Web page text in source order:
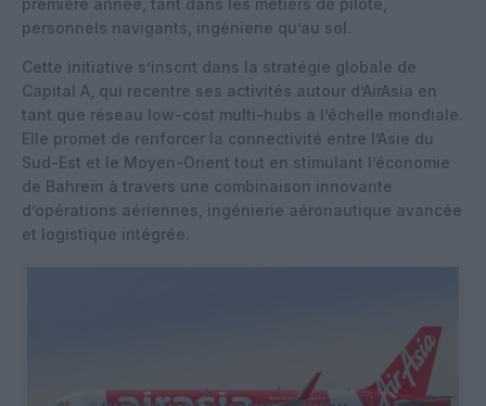
personnels navigants, ingénierie qu’au sol.
Cette initiative s’inscrit dans la stratégie globale de
Capital A, qui recentre ses activités autour d’AirAsia en
tant que réseau low-cost multi-hubs à l’échelle mondiale.
Elle promet de renforcer la connectivité entre l’Asie du
Sud-Est et le Moyen-Orient tout en stimulant l’économie
de Bahreïn à travers une combinaison innovante
d’opérations aériennes, ingénierie aéronautique avancée
et logistique intégrée.